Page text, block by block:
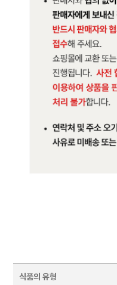
식품의 유형